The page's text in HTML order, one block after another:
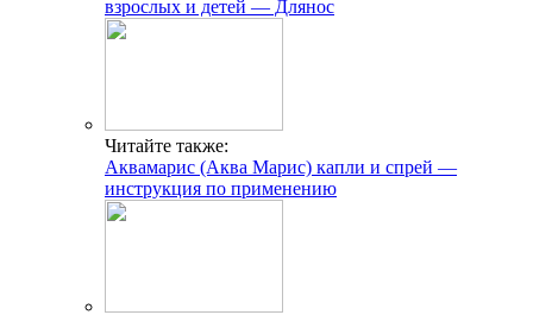
взрослых и детей — Длянос
Читайте также:
Аквамарис (Аква Марис) капли и спрей —
инструкция по применению